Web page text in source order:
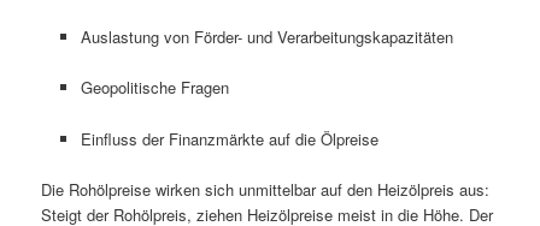
Auslastung von Förder- und Verarbeitungskapazitäten
Geopolitische Fragen
Einfluss der Finanzmärkte auf die Ölpreise
Die Rohölpreise wirken sich unmittelbar auf den Heizölpreis aus:
Steigt der Rohölpreis, ziehen Heizölpreise meist in die Höhe. Der